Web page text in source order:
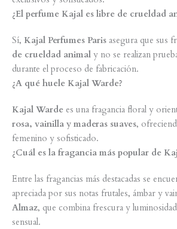
¿El perfume Kajal es libre de crueldad
Sí, Kajal Perfumes Paris asegura que sus
de crueldad animal y no se realizan
durante el proceso de fabricación.
¿A qué huele Kajal Warde?
Kajal Warde es una fragancia floral y
rosa, vainilla y maderas suaves,
femenino y sofisticado.
¿Cuál es la fragancia más popular de
Entre las fragancias más destacadas se
apreciada por sus notas frutales, ámbar y
Almaz, que combina frescura y
sensual.